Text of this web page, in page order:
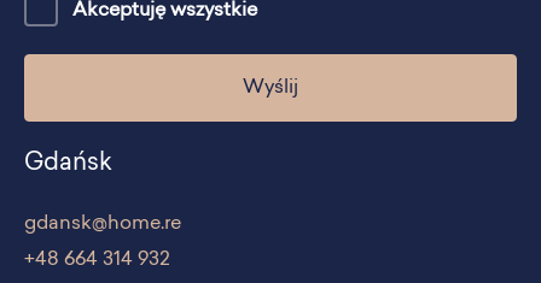
Akceptuję wszystkie
Gdańsk
gdansk@home.re
+48 664 314 932